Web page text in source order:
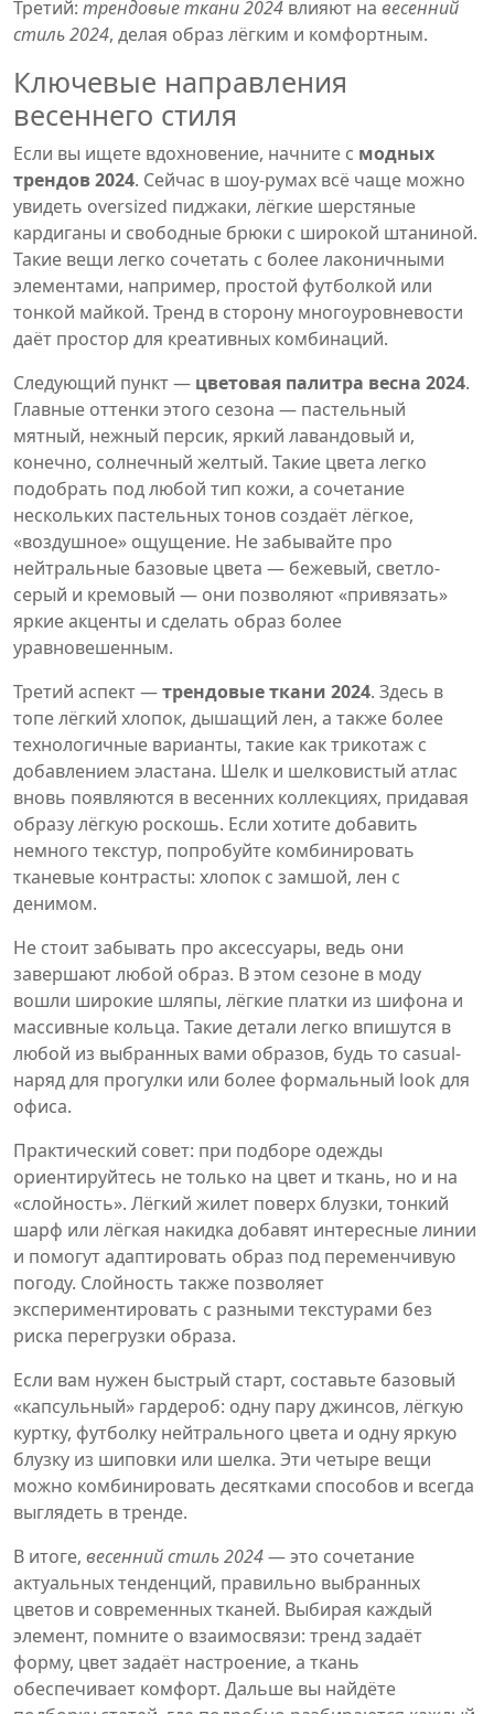
Третий: трендовые ткани 2024 влияют на весенний
стиль 2024, делая образ лёгким и комфортным.
Ключевые направления
весеннего стиля
Если вы ищете вдохновение, начните с модных
трендов 2024. Сейчас в шоу‑румах всё чаще можно
увидеть oversized пиджаки, лёгкие шерстяные
кардиганы и свободные брюки с широкой штаниной.
Такие вещи легко сочетать с более лаконичными
элементами, например, простой футболкой или
тонкой майкой. Тренд в сторону многоуровневости
даёт простор для креативных комбинаций.
Следующий пункт — цветовая палитра весна 2024.
Главные оттенки этого сезона — пастельный
мятный, нежный персик, яркий лавандовый и,
конечно, солнечный желтый. Такие цвета легко
подобрать под любой тип кожи, а сочетание
нескольких пастельных тонов создаёт лёгкое,
«воздушное» ощущение. Не забывайте про
нейтральные базовые цвета — бежевый, светло-
серый и кремовый — они позволяют «привязать»
яркие акценты и сделать образ более
уравновешенным.
Третий аспект —трендовые ткани 2024. Здесь в
топе лёгкий хлопок, дышащий лен, а также более
технологичные варианты, такие как трикотаж с
добавлением эластана. Шелк и шелковистый атлас
вновь появляются в весенних коллекциях, придавая
образу лёгкую роскошь. Если хотите добавить
немного текстур, попробуйте комбинировать
тканевые контрасты: хлопок с замшой, лен с
денимом.
Не стоит забывать про аксессуары, ведь они
завершают любой образ. В этом сезоне в моду
вошли широкие шляпы, лёгкие платки из шифона и
массивные кольца. Такие детали легко впишутся в
любой из выбранных вами образов, будь то casual-
наряд для прогулки или более формальный look для
офиса.
Практический совет: при подборе одежды
ориентируйтесь не только на цвет и ткань, но и на
«слойность». Лёгкий жилет поверх блузки, тонкий
шарф или лёгкая накидка добавят интересные линии
и помогут адаптировать образ под переменчивую
погоду. Слойность также позволяет
экспериментировать с разными текстурами без
риска перегрузки образа.
Если вам нужен быстрый старт, составьте базовый
«капсульный» гардероб: одну пару джинсов, лёгкую
куртку, футболку нейтрального цвета и одну яркую
блузку из шиповки или шелка. Эти четыре вещи
можно комбинировать десятками способов и всегда
выглядеть в тренде.
В итоге, весенний стиль 2024— это сочетание
актуальных тенденций, правильно выбранных
цветов и современных тканей. Выбирая каждый
элемент, помните о взаимосвязи: тренд задаёт
форму, цвет задаёт настроение, а ткань
обеспечивает комфорт. Дальше вы найдёте